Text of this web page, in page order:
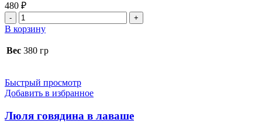
480 ₽
Количество
товара
Люля
баранина
В корзину
Вес 380 гр
Быстрый просмотр
Добавить в избранное
Люля говядина в лаваше